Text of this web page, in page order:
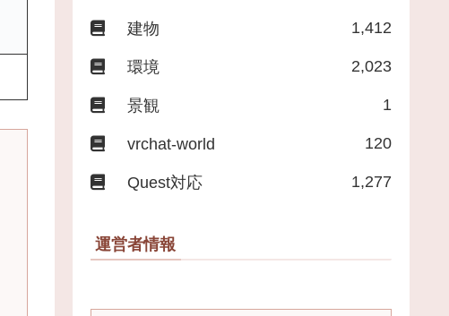
建物 1,412
環境 2,023
景観 1
vrchat-world 120
Quest対応 1,277
運営者情報